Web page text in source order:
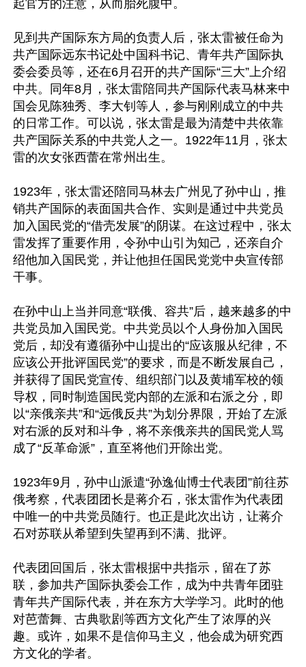
起官方的注意，从而胎死腹中。
见到共产国际东方局的负责人后，张太雷被任命为
共产国际远东书记处中国科书记、青年共产国际执
委会委员等，还在6月召开的共产国际“三大”上介绍
中共。同年8月，张太雷陪同共产国际代表马林来中
国会见陈独秀、李大钊等人，参与刚刚成立的中共
的日常工作。可以说，张太雷是最为清楚中共依靠
共产国际关系的中共党人之一。1922年11月，张太
雷的次女张西蕾在常州出生。
1923年，张太雷还陪同马林去广州见了孙中山，推
销共产国际的表面国共合作、实则是通过中共党员
加入国民党的“借壳发展”的阴谋。在这过程中，张太
雷发挥了重要作用，令孙中山引为知己，还亲自介
绍他加入国民党，并让他担任国民党党中央宣传部
干事。
在孙中山上当并同意“联俄、容共”后，越来越多的中
共党员加入国民党。中共党员以个人身份加入国民
党后，却没有遵循孙中山提出的“应该服从纪律，不
应该公开批评国民党”的要求，而是不断发展自己，
并获得了国民党宣传、组织部门以及黄埔军校的领
导权，同时制造国民党内部的左派和右派之分，即
以“亲俄亲共”和“远俄反共”为划分界限，开始了左派
对右派的反对和斗争，将不亲俄亲共的国民党人骂
成了“反革命派”，直至将他们开除出党。
1923年9月，孙中山派遣“孙逸仙博士代表团”前往苏
俄考察，代表团团长是蒋介石，张太雷作为代表团
中唯一的中共党员随行。也正是此次出访，让蒋介
石对苏联从希望到失望再到不满、批评。
代表团回国后，张太雷根据中共指示，留在了苏
联，参加共产国际执委会工作，成为中共青年团驻
青年共产国际代表，并在东方大学学习。此时的他
对芭蕾舞、古典歌剧等西方文化产生了浓厚的兴
趣。或许，如果不是信仰马主义，他会成为研究西
方文化的学者。